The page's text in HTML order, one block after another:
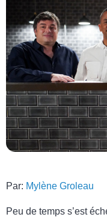
Par: Mylène Groleau
Peu de temps s’est